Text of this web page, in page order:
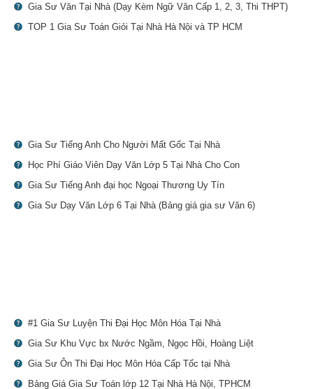
Gia Sư Văn Tại Nhà (Dạy Kèm Ngữ Văn Cấp 1, 2, 3, Thi THPT)
TOP 1 Gia Sư Toán Giỏi Tại Nhà Hà Nội và TP HCM
Gia Sư Tiếng Anh Cho Người Mất Gốc Tại Nhà
Học Phí Giáo Viên Dạy Văn Lớp 5 Tại Nhà Cho Con
Gia Sư Tiếng Anh đại học Ngoại Thương Uy Tín
Gia Sư Dạy Văn Lớp 6 Tại Nhà (Bảng giá gia sư Văn 6)
#1 Gia Sư Luyện Thi Đại Học Môn Hóa Tại Nhà
Gia Sư Khu Vực bx Nước Ngầm, Ngọc Hồi, Hoàng Liệt
Gia Sư Ôn Thi Đại Học Môn Hóa Cấp Tốc tại Nhà
Bảng Giá Gia Sư Toán lớp 12 Tại Nhà Hà Nội, TPHCM